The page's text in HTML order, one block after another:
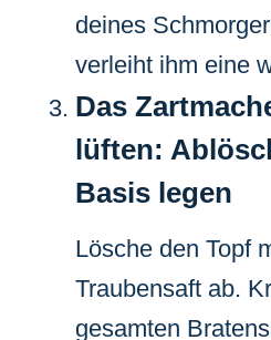
deines
verleiht ihm eine
Das
lüften:
Basis legen
Lösche den Topf
Traubensaft ab.
gesamten